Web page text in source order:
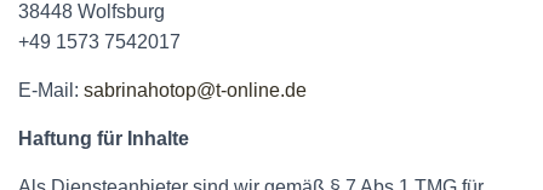
38448 Wolfsburg
+49 1573 7542017
E-Mail: sabrinahotop@t-online.de
Haftung für Inhalte